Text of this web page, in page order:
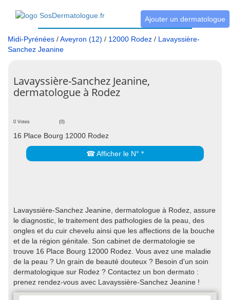
Ajouter un dermatologue
Midi-Pyrénées /Aveyron (12) / 12000 Rodez / Lavayssière-
Sanchez Jeanine
Lavayssière-Sanchez Jeanine,
dermatologue à Rodez
0 Votes (0)
16 Place Bourg 12000 Rodez
☎ Afficher le N° *
Lavayssière-Sanchez Jeanine, dermatologue à Rodez, assure
le diagnostic, le traitement des pathologies de la peau, des
ongles et du cuir chevelu ainsi que les affections de la bouche
et de la région génitale. Son cabinet de dermatologie se
trouve 16 Place Bourg 12000 Rodez. Vous avez une maladie
de la peau ? Un grain de beauté douteux ? Besoin d'un soin
dermatologique sur Rodez ? Contactez un bon dermato :
prenez rendez-vous avec Lavayssière-Sanchez Jeanine !